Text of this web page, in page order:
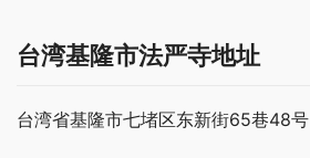
台湾基隆市法严寺地址
台湾省基隆市七堵区东新街65巷48号